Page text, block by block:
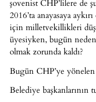
şovenist CHP’lilere de
2016’ta anayasaya
için milletvekillikleri
üyesiyken, bugün
olmak zorunda kaldı?
Bugün CHP’ye yönelen
Belediye başkanlarının